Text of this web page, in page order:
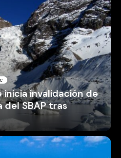
inicia invalidación de
SBAP tras